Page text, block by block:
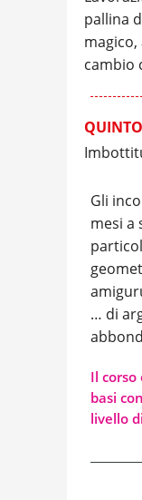
pallina
cambio
QUINTO
Gli
mesi a
… di
Il
basi
livello